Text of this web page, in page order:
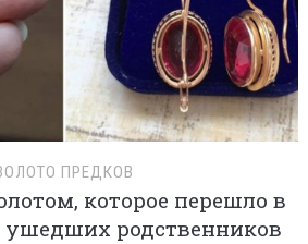
ПРЕДКОВ
которое перешло в
ушедших родственников